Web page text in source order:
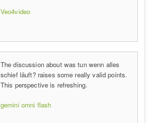
Veo4video
The discussion about was tun wenn alles
schief läuft? raises some really valid points.
This perspective is refreshing.
gemini omni flash